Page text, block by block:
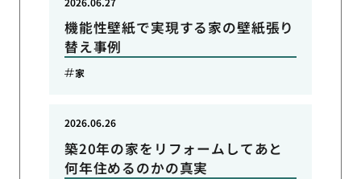
機能性壁紙で実現する家の壁紙張り
替え事例
家
築20年の家をリフォームしてあと
何年住めるのかの真実
2026.06.26